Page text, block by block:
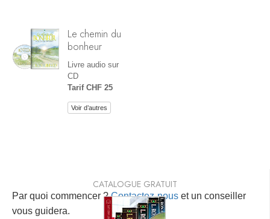
Le chemin du
bonheur
Livre audio sur
CD
Tarif CHF 25
Voir d’autres
Par quoi commencer ?Contactez-nous et un conseiller
vous guidera.
CATALOGUE GRATUIT